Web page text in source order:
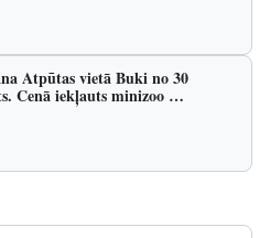
Atpūtas vietā Buki no 30
Cenā iekļauts minizoo …